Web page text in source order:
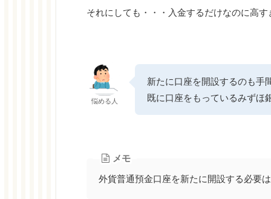
それにしても・・・入金するだけなのに高
悩める人
新たに口座を開設するのも手
既に口座をもっているみずほ
メモ
外貨普通預金口座を新たに開設する必要